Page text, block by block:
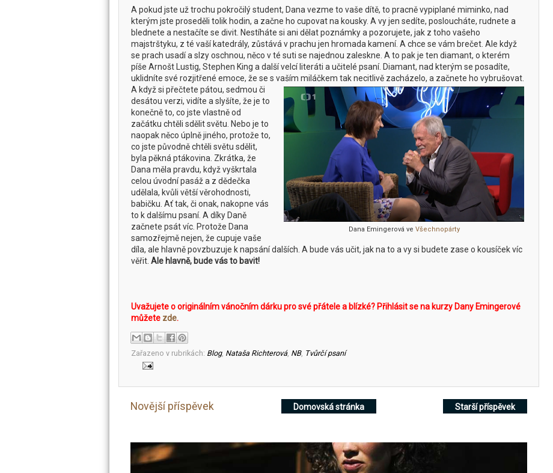
A pokud jste už trochu pokročilý student, Dana vezme to vaše dítě, to pracně vypiplané miminko, nad
kterým jste proseděli tolik hodin, a začne ho cupovat na kousky. A vy jen sedíte, posloucháte, rudnete a
blednete a nestačíte se divit. Nestíháte si ani dělat poznámky a pozorujete, jak z toho vašeho
majstrštyku, z té vaší katedrály, zůstává v prachu jen hromada kamení. A chce se vám brečet. Ale když
se prach usadí a slzy oschnou, něco v té suti se najednou zaleskne. A to pak je ten diamant, o kterém
píše Arnošt Lustig, Stephen King a další velcí literáti a učitelé psaní. Diamant, nad kterým se posadíte,
uklidníte své rozjitřené emoce, že se s vaším miláčkem tak necitlivě zacházelo, a začnete ho vybrušovat.
Dana Emingerová ve Všechnopárty
A když si přečtete pátou, sedmou či
desátou verzi, vidíte a slyšíte, že je to
konečně to, co jste vlastně od
začátku chtěli sdělit světu. Nebo je to
naopak něco úplně jiného, protože to,
co jste původně chtěli světu sdělit,
byla pěkná ptákovina. Zkrátka, že
Dana měla pravdu, když vyškrtala
celou úvodní pasáž a z dědečka
udělala, kvůli větší věrohodnosti,
babičku. Ať tak, či onak, nakopne vás
to k dalšímu psaní. A díky Daně
začnete psát víc. Protože Dana
samozřejmě nejen, že cupuje vaše
díla, ale hlavně povzbuzuje k napsání dalších. A bude vás učit, jak na to a vy si budete zase o kousíček víc
věřit. Ale hlavně, bude vás to bavit!
Uvažujete o originálním vánočním dárku pro své přátele a blízké? Přihlásit se na kurzy Dany Emingerové
můžete zde.
Zařazeno v rubrikách: Blog, Nataša Richterová, NB, Tvůrčí psaní
Novější příspěvek Starší příspěvek
Domovská stránka